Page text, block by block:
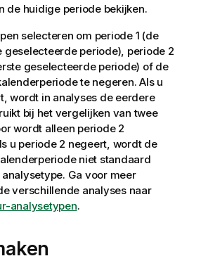
de huidige periode bekijken.
selecteren om periode 1 (de
periode), periode 2
geselecteerde periode) of de
te negeren. Als u
wordt in analyses de eerdere
bij het vergelijken van twee
wordt alleen periode 2
u periode 2 negeert, wordt de
niet standaard
Ga voor meer
verschillende analyses naar
analysetypen.